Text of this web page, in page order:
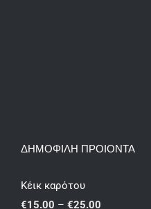
ΔΗΜΟΦΙΛΗ ΠΡΟΙΟΝΤΑ
Κέικ καρότου
€15.00 – €25.00